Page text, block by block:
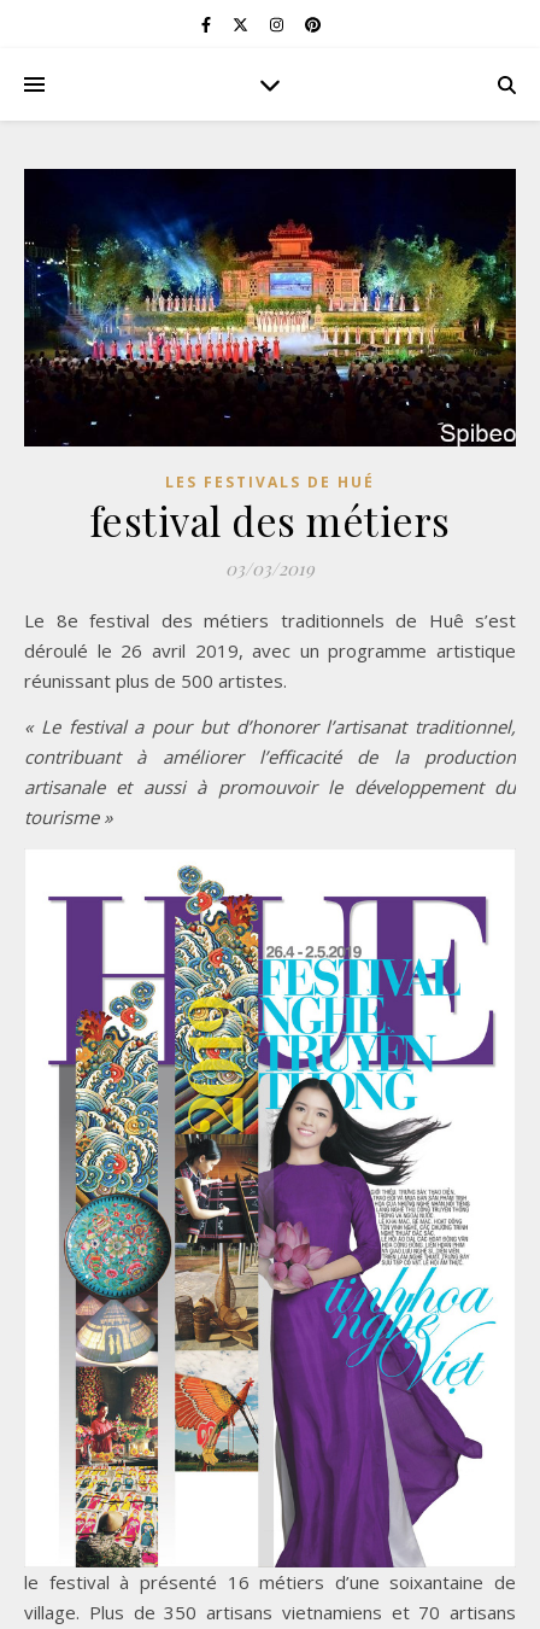
LES FESTIVALS DE HUÉ
festival des métiers
03/03/2019
Le 8e festival des métiers traditionnels de Huê s’est
déroulé le 26 avril 2019, avec un programme artistique
réunissant plus de 500 artistes.
« Le festival a pour but d’honorer l’artisanat traditionnel,
contribuant à améliorer l’efficacité de la production
artisanale et aussi à promouvoir le développement du
tourisme »
le festival à présenté 16 métiers d’une soixantaine de
village. Plus de 350 artisans vietnamiens et 70 artisans